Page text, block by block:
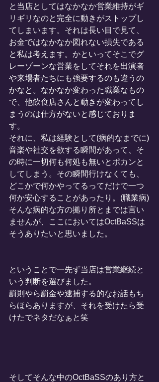
と当店としてはなかなか営業維持がギ
リギリなのと完全に動きがストップし
てしまいます。それは長い目で見て、
お金ではなかなか図れない損失である
と私は考えます。かといってそこでグ
レーゾーンな営業をしてそれを出演者
や来場者たちにも強要するのも違うの
かなと。なかなか変わった職業なもの
で、他飲食店さんと動きが変わってし
まうのは仕方がないと感じておりま
す。
それに、私は経験として(病的なまでに)
音楽や社交を欲する瞬間があって、そ
の時に一切何も何処も無いとポカンと
してしまう。その瞬間行けなくても、
どこかで何かやってるってだけで一つ
何か安心することがあったり。(職業病)
そんな病的な方の拠り所とまでは言い
ませんが、ここにおいてはOctBaSSは
そうありたいと思いました。
ということで一先ず当店は営業継続と
いう判断を選びました。
罰則やら罰金や逮捕する的なお話もち
らほらありますが、それを受けたら受
けたでネタだなぁと笑
そしてそんな中のOctBaSSのあり方と